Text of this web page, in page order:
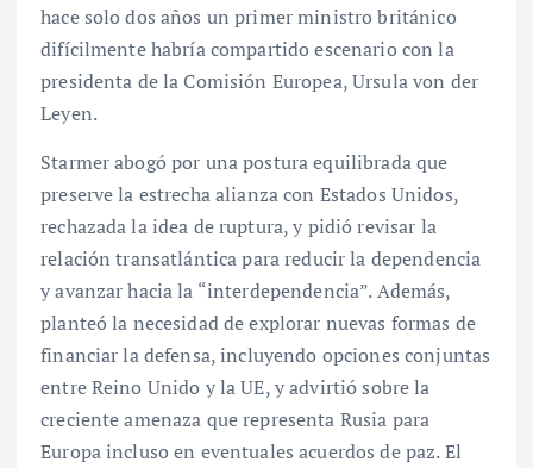
hace solo dos años un primer ministro británico
difícilmente habría compartido escenario con la
presidenta de la Comisión Europea, Ursula von der
Leyen.
Starmer abogó por una postura equilibrada que
preserve la estrecha alianza con Estados Unidos,
rechazada la idea de ruptura, y pidió revisar la
relación transatlántica para reducir la dependencia
y avanzar hacia la “interdependencia”. Además,
planteó la necesidad de explorar nuevas formas de
financiar la defensa, incluyendo opciones conjuntas
entre Reino Unido y la UE, y advirtió sobre la
creciente amenaza que representa Rusia para
Europa incluso en eventuales acuerdos de paz. El